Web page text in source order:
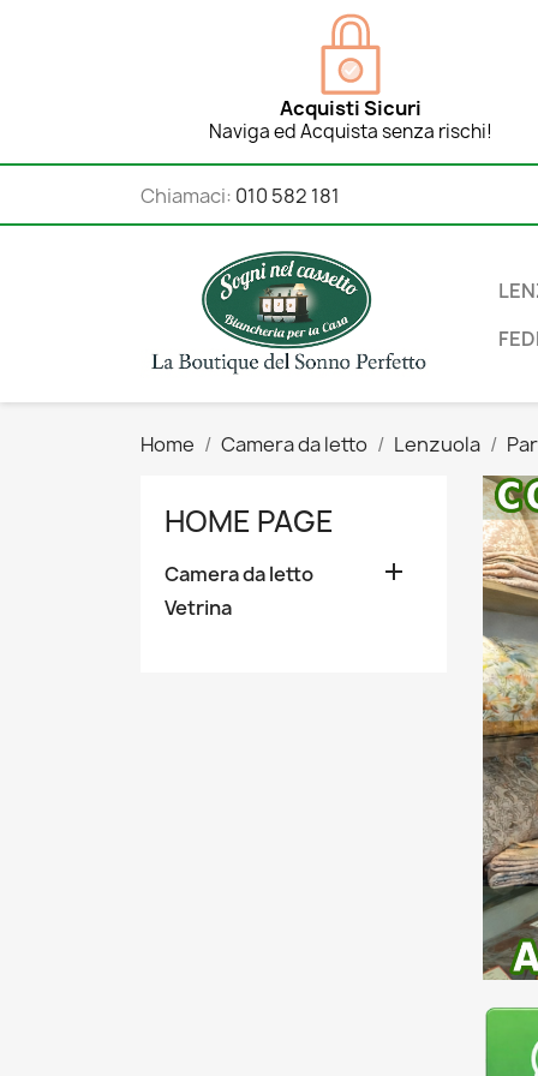
Acquisti Sicuri
Naviga ed Acquista senza rischi!
Chiamaci: 010 582 181
Home Camera da letto Lenzuola
HOME PAGE
Camera da letto 
Vetrina